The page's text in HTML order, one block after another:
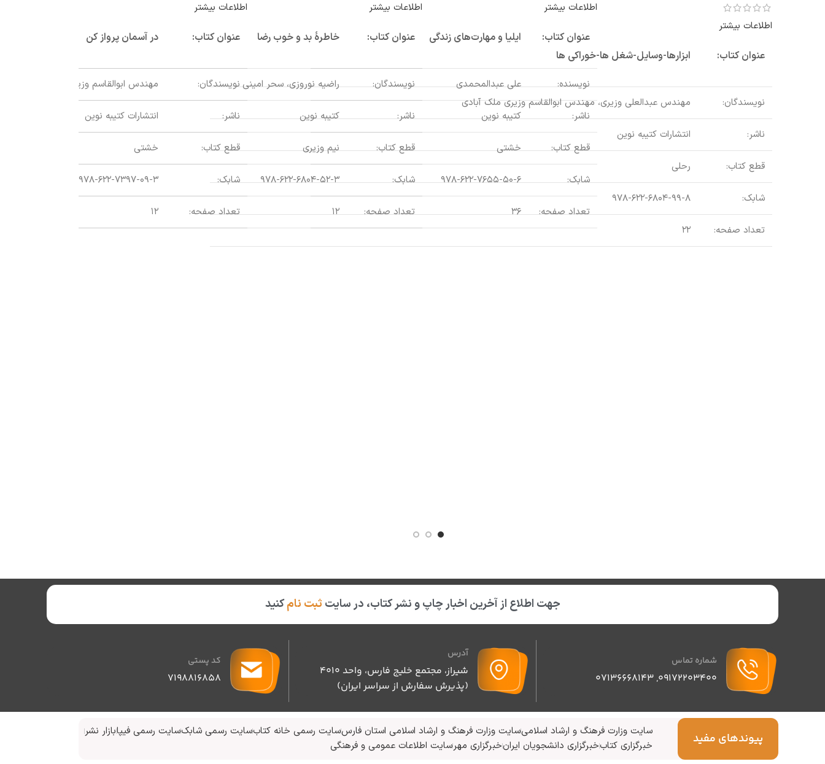
اطلاعات بیشتر
عنوان کتاب: ابزارها-وسایل-شغل ها-خوراکی ها
نویسندگان: مهندس عبدالعلی وزیری، مهندس ابوالقاسم وزیری ملک آبادی
ناشر: انتشارات کتیبه نوین
قطع کتاب: رحلی
شابک: ۹۷۸-۶۲۲-۶۸۰۴-۹۹-۸
تعداد صفحه: ۲۲
اطلاعات بیشتر
عنوان کتاب: ایلیا و مهارت‌های زندگی
نویسنده: علی عبدالمحمدی
ناشر: کتیبه نوین
قطع کتاب: خشتی
شابک: ۹۷۸-۶۲۲-۷۶۵۵-۵۰-۶
تعداد صفحه: ۳۶
اطلاعات بیشتر
عنوان کتاب: خاطرۀ بد و خوب رضا
نویسندگان: راضیه نوروزی، سحر امینی
ناشر: کتیبه نوین
قطع کتاب: نیم وزیری
شابک: ۹۷۸-۶۲۲-۶۸۰۴-۵۲-۳
تعداد صفحه: ۱۲
اطلاعات بیشتر
عنوان کتاب: در آسمان پرواز کن
نویسندگان: مهندس ابوالقاسم وزیری ملک آبادی
ناشر: انتشارات کتیبه نوین
قطع کتاب: خشتی
شابک: ۹۷۸-۶۲۲-۷۳۹۷-۰۹-۳
تعداد صفحه: ۱۲
جهت اطلاع از آخرین اخبار چاپ و نشر کتاب، در سایت ثبت نامکنید
شماره تماس
09172203400
,
07136668143
آدرس
شیراز، مجتمع خلیج فارس، واحد ۴۰۱۰
(پذیرش سفارش از سراسر ایران)
کد پستی
۷۱۹۸۸۱۶۸۵۸
پیوندهای مفید سایت وزارت فرهنگ و ارشاد اسلامیسایت وزارت فرهنگ و ارشاد اسلامی استان فارسسایت رسمی خانه کتابسایت رسمی شابکسایت رسمی فیپابازار نشر
خبرگزاری کتابخبرگزاری دانشجویان ایرانخبرگزاری مهرسایت اطلاعات عمومی و فرهنگی